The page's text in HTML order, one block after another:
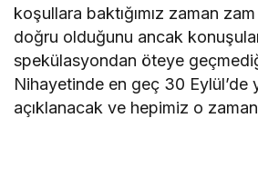
koşullara baktığımız zaman
doğru olduğunu ancak
spekülasyondan öteye
Nihayetinde en geç 30 Eylül’de
açıklanacak ve hepimiz o